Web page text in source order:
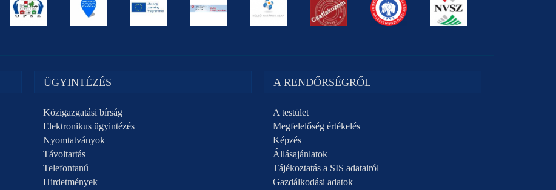
ÜGYINTÉZÉS
Közigazgatási bírság
Elektronikus ügyintézés
Nyomtatványok
Távoltartás
Telefontanú
Hirdetmények
A RENDŐRSÉGRŐL
A testület
Megfelelőség értékelés
Képzés
Állásajánlatok
Tájékoztatás a SIS adatairól
Gazdálkodási adatok